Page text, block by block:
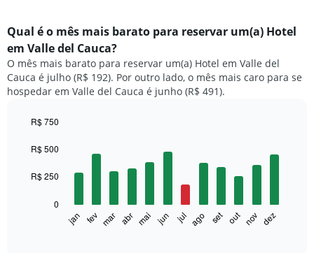
Qual é o mês mais barato para reservar um(a) Hotel
em Valle del Cauca?
O mês mais barato para reservar um(a) Hotel em Valle del
Cauca é julho (R$ 192). Por outro lado, o mês mais caro para se
hospedar em Valle del Cauca é junho (R$ 491).
chart
bars.
graphic.
jan fev mar abr mai jun jul ago set out nov dez
0
R$ 250
R$ 500
R$ 750